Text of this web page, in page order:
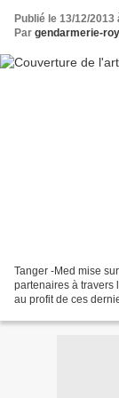
Publié le 13/12/2013
Par gendarmerie-
Tanger -Med mise
partenaires à travers
au profit de ces